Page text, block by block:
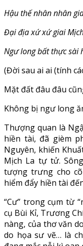
Hậu thế nhân nhân
Đại địa xứ xứ giai
Ngư long bất thực sài
(Đời sau ai ai (tính
Mặt đất đâu đâu
Không bị ngư long
Thượng quan là
hiền tài, đã gièm
Nguyên, khiến
Mịch La tự tử.
tượng trưng cho
hiểm đẩy hiền tài
“Cư” trong cụm từ
cụ Bùi Kỉ, Trương
nàng, của thơ văn
do họa sư vẽ… là